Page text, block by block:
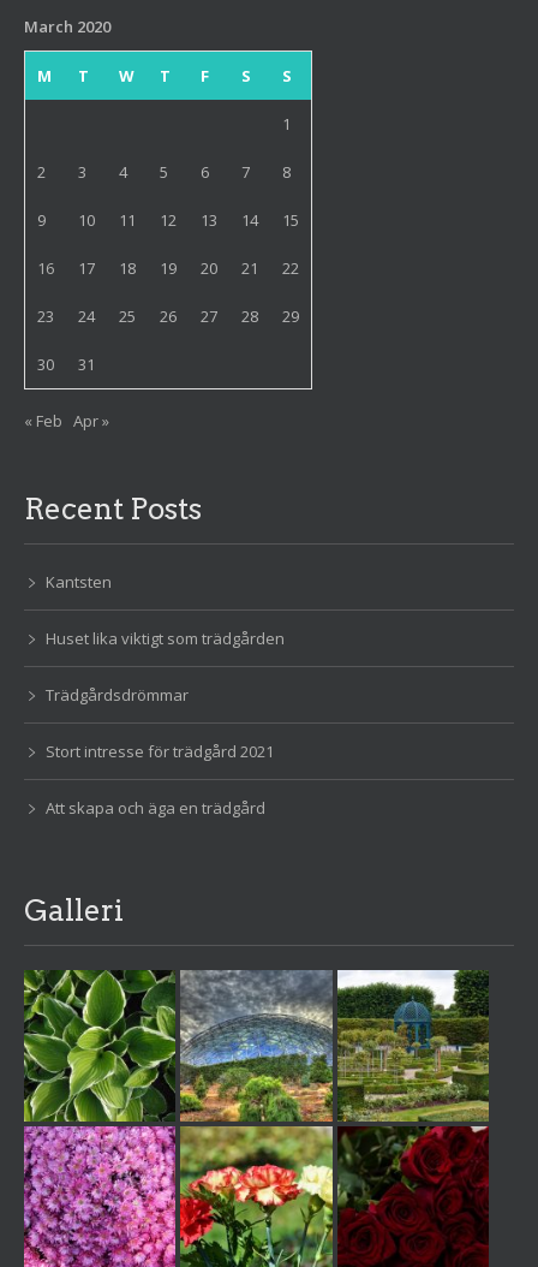
March 2020
M T W T F S S
1
2 3 4 5 6 7 8
9 10 11 12 13 14 15
16 17 18 19 20 21 22
23 24 25 26 27 28 29
30 31
« Feb Apr »
Recent Posts
Kantsten
Huset lika viktigt som trädgården
Trädgårdsdrömmar
Stort intresse för trädgård 2021
Att skapa och äga en trädgård
Galleri